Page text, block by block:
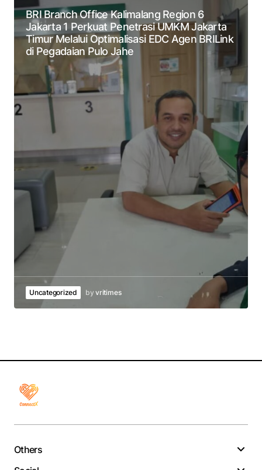
BRI Branch Office Kalimalang Region 6
Jakarta 1 Perkuat Penetrasi UMKM Jakarta
Timur Melalui Optimalisasi EDC Agen BRILink
di Pegadaian Pulo Jahe
Uncategorized by vritimes
Others